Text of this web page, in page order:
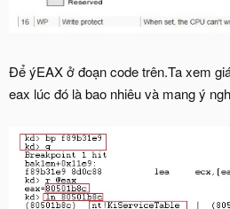
Để ýEAX ở đoạn code trên.Ta xem
eax lúc đó là bao nhiêu và mang ý